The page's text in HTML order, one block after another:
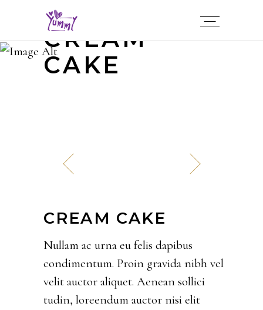
CREAM
CAKE
CREAM CAKE
Nullam ac urna eu felis dapibus
condimentum. Proin gravida nibh vel
velit auctor aliquet. Aenean sollici
tudin, loreendum auctor nisi elit